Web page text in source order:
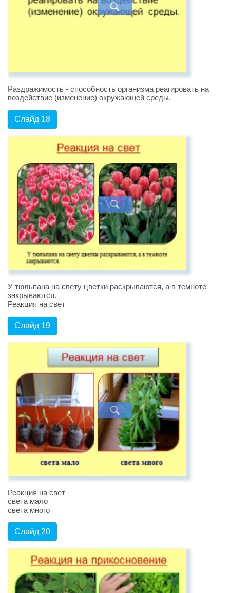
Раздражимость - способность организма реагировать на
воздействие (изменение) окружающей среды.
Слайд 18
У тюльпана на свету цветки раскрываются, а в темноте
закрываются.
Реакция на свет
Слайд 19
Реакция на свет
света мало
света много
Слайд 20